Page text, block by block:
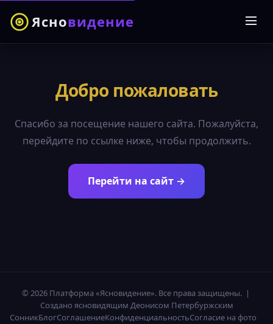
Ясновидение
Добро пожаловать
Спасибо за посещение нашего сайта. Пожалуйста,
перейдите по ссылке ниже, чтобы продолжить.
Перейти на сайт →
© 2026 Платформа «Ясновидение». Все права защищены. |
Создано ясновидящим Деонисом Петербуржским
СонникБлогСоглашениеКонфиденциальностьСогласие на фото